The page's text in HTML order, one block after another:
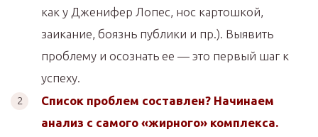
как у Дженифер Лопес, нос картошкой,
заикание, боязнь публики и пр.). Выявить
проблему и осознать ее — это первый шаг к
успеху.
Список проблем составлен? Начинаем
анализ с самого «жирного» комплекса.